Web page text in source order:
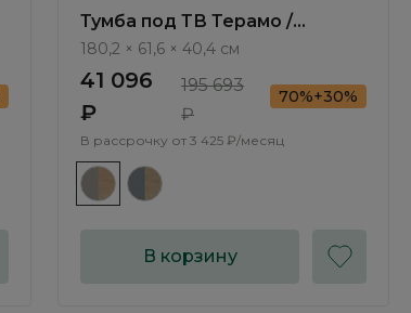
Тумба под ТВ Терамо /
Teramo TA405.2
180,2 × 61,6 × 40,4 см
41 096
₽
195 693
₽
70%+30%
В рассрочку от 3 425 ₽/месяц
В корзину